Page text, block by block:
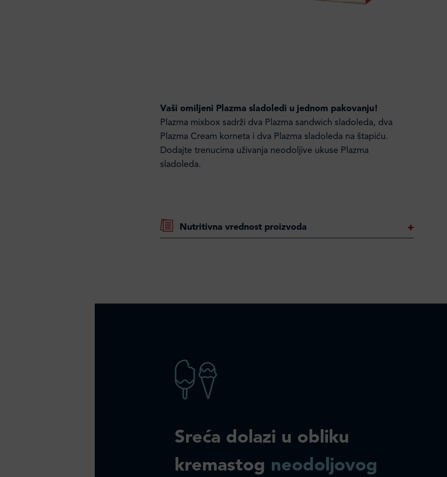
Vaši omiljeni Plazma sladoledi u jednom pakovanju!
Plazma mixbox sadrži dva Plazma sandwich sladoleda, dva
Plazma Cream korneta i dva Plazma sladoleda na štapiću.
Dodajte trenucima uživanja neodoljive ukuse Plazma
sladoleda.
Nutritivna vrednost proizvoda
Sreća dolazi u obliku
kremastog neodoljovog